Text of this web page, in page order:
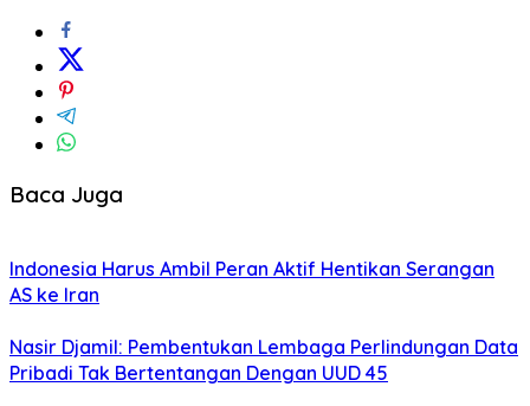
Baca Juga
Indonesia Harus Ambil Peran Aktif Hentikan Serangan
AS ke Iran
Nasir Djamil: Pembentukan Lembaga Perlindungan Data
Pribadi Tak Bertentangan Dengan UUD 45